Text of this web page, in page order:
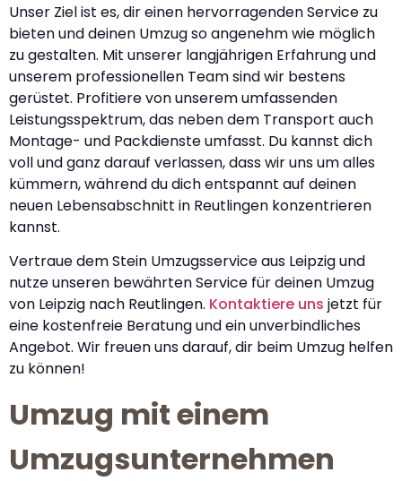
Unser Ziel ist es, dir einen hervorragenden Service zu
bieten und deinen Umzug so angenehm wie möglich
zu gestalten. Mit unserer langjährigen Erfahrung und
unserem professionellen Team sind wir bestens
gerüstet. Profitiere von unserem umfassenden
Leistungsspektrum, das neben dem Transport auch
Montage- und Packdienste umfasst. Du kannst dich
voll und ganz darauf verlassen, dass wir uns um alles
kümmern, während du dich entspannt auf deinen
neuen Lebensabschnitt in Reutlingen konzentrieren
kannst.
Vertraue dem Stein Umzugsservice aus Leipzig und
nutze unseren bewährten Service für deinen Umzug
von Leipzig nach Reutlingen. Kontaktiere uns jetzt für
eine kostenfreie Beratung und ein unverbindliches
Angebot. Wir freuen uns darauf, dir beim Umzug helfen
zu können!
Umzug mit einem
Umzugsunternehmen